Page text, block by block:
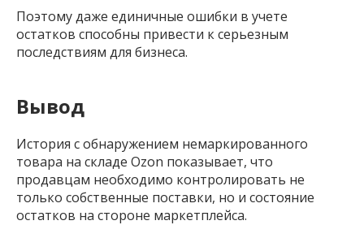
Поэтому даже единичные ошибки в учете
остатков способны привести к серьезным
последствиям для бизнеса.
Вывод
История с обнаружением немаркированного
товара на складе Ozon показывает, что
продавцам необходимо контролировать не
только собственные поставки, но и состояние
остатков на стороне маркетплейса.